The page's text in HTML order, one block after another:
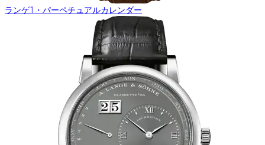
ランゲ1・パーペチュアルカレンダー